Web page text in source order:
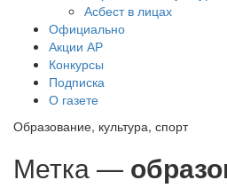
Асбест в лицах
Официально
Акции АР
Конкурсы
Подписка
О газете
Образование, культура, спорт
Метка —